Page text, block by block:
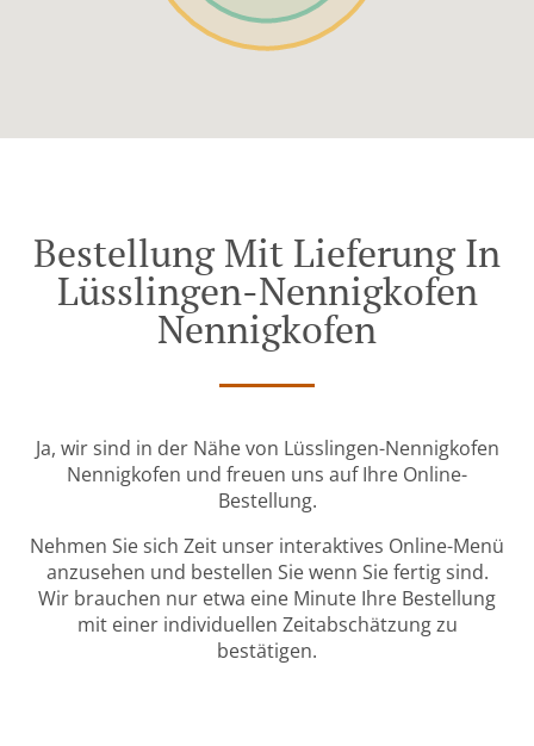
Bestellung Mit Lieferung In
Lüsslingen-Nennigkofen
Nennigkofen
Ja, wir sind in der Nähe von Lüsslingen-Nennigkofen
Nennigkofen und freuen uns auf Ihre Online-
Bestellung.
Nehmen Sie sich Zeit unser interaktives Online-Menü
anzusehen und bestellen Sie wenn Sie fertig sind.
Wir brauchen nur etwa eine Minute Ihre Bestellung
mit einer individuellen Zeitabschätzung zu
bestätigen.